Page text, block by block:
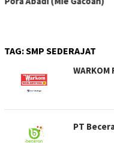
TAG:SMP SEDERAJAT
PT